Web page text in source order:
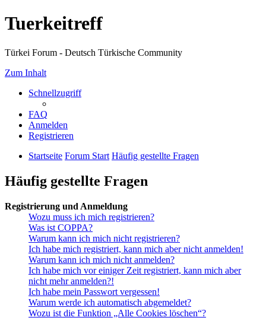
Tuerkeitreff
Türkei Forum - Deutsch Türkische Community
Zum Inhalt
Schnellzugriff
FAQ
Anmelden
Registrieren
Startseite Forum Start Häufig gestellte Fragen
Häufig gestellte Fragen
Registrierung und Anmeldung
Wozu muss ich mich registrieren?
Was ist COPPA?
Warum kann ich mich nicht registrieren?
Ich habe mich registriert, kann mich aber nicht anmelden!
Warum kann ich mich nicht anmelden?
Ich habe mich vor einiger Zeit registriert, kann mich aber
nicht mehr anmelden?!
Ich habe mein Passwort vergessen!
Warum werde ich automatisch abgemeldet?
Wozu ist die Funktion „Alle Cookies löschen“?